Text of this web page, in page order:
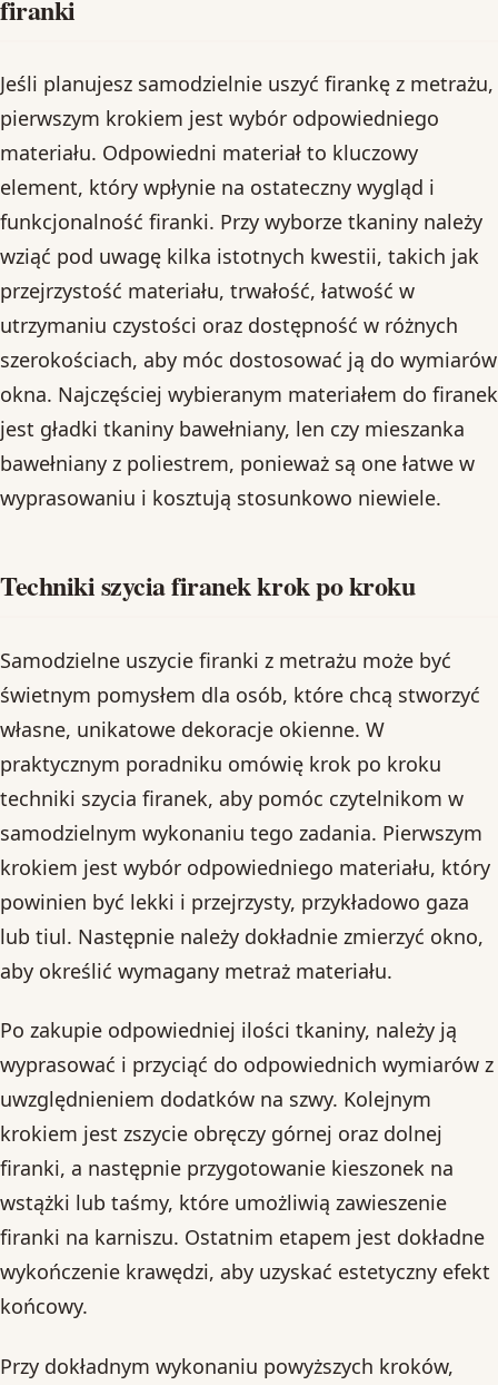
firanki
Jeśli planujesz samodzielnie uszyć firankę z metrażu,
pierwszym krokiem jest wybór odpowiedniego
materiału. Odpowiedni materiał to kluczowy
element, który wpłynie na ostateczny wygląd i
funkcjonalność firanki. Przy wyborze tkaniny należy
wziąć pod uwagę kilka istotnych kwestii, takich jak
przejrzystość materiału, trwałość, łatwość w
utrzymaniu czystości oraz dostępność w różnych
szerokościach, aby móc dostosować ją do wymiarów
okna. Najczęściej wybieranym materiałem do firanek
jest gładki tkaniny bawełniany, len czy mieszanka
bawełniany z poliestrem, ponieważ są one łatwe w
wyprasowaniu i kosztują stosunkowo niewiele.
Techniki szycia firanek krok po kroku
Samodzielne uszycie firanki z metrażu może być
świetnym pomysłem dla osób, które chcą stworzyć
własne, unikatowe dekoracje okienne. W
praktycznym poradniku omówię krok po kroku
techniki szycia firanek, aby pomóc czytelnikom w
samodzielnym wykonaniu tego zadania. Pierwszym
krokiem jest wybór odpowiedniego materiału, który
powinien być lekki i przejrzysty, przykładowo gaza
lub tiul. Następnie należy dokładnie zmierzyć okno,
aby określić wymagany metraż materiału.
Po zakupie odpowiedniej ilości tkaniny, należy ją
wyprasować i przyciąć do odpowiednich wymiarów z
uwzględnieniem dodatków na szwy. Kolejnym
krokiem jest zszycie obręczy górnej oraz dolnej
firanki, a następnie przygotowanie kieszonek na
wstążki lub taśmy, które umożliwią zawieszenie
firanki na karniszu. Ostatnim etapem jest dokładne
wykończenie krawędzi, aby uzyskać estetyczny efekt
końcowy.
Przy dokładnym wykonaniu powyższych kroków,